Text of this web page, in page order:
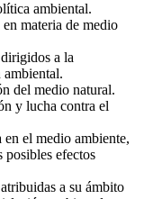
ambiental.
materia de medio
a la
del medio natural.
y lucha contra el
el medio ambiente,
posibles efectos
a su ámbito